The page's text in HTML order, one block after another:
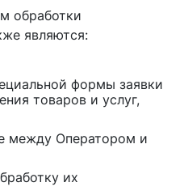
обработки
являются:
формы заявки
товаров и услуг,
между Оператором и
их